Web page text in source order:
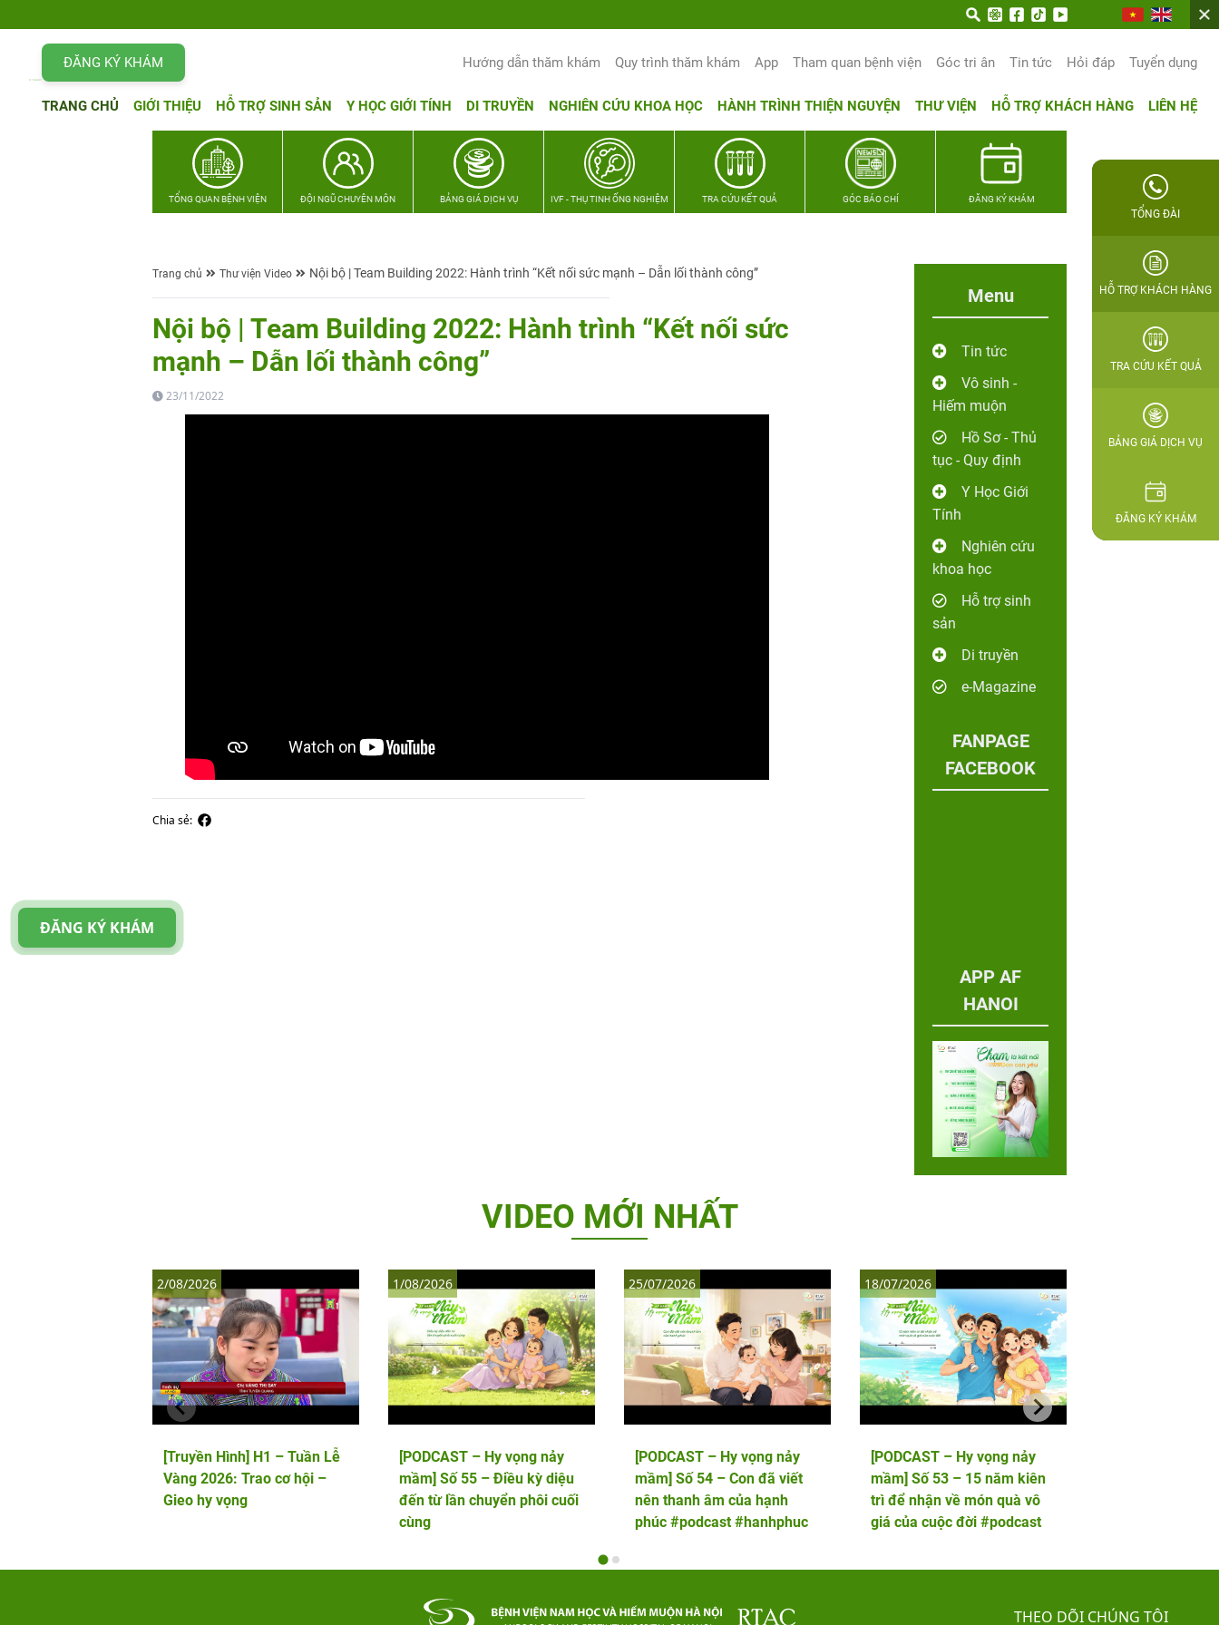
ĐĂNG KÝ KHÁM Hướng dẫn thăm khám Quy trình thăm khám App Tham quan bệnh viện Góc tri ân Tin tức Hỏi đáp Tuyển dụng
TRANG CHỦ GIỚI THIỆU HỖ TRỢ SINH SẢN Y HỌC GIỚI TÍNH DI TRUYỀN NGHIÊN CỨU KHOA HỌC HÀNH TRÌNH THIỆN NGUYỆN THƯ VIỆN HỖ TRỢ KHÁCH HÀNG LIÊN HỆ
TỔNG QUAN BỆNH VIỆN ĐỘI NGŨ CHUYÊN MÔN BẢNG GIÁ DỊCH VỤ IVF - THỤ TINH ỐNG NGHIỆM TRA CỨU KẾT QUẢ GÓC BÁO CHÍ ĐĂNG KÝ KHÁM
Trang chủ Thư viện Video Nội bộ | Team Building 2022: Hành trình “Kết nối sức mạnh – Dẫn lối thành công”
Nội bộ | Team Building 2022: Hành trình “Kết nối sức
mạnh – Dẫn lối thành công”
23/11/2022
Chia sẻ:
Menu
Tin tức
Vô sinh -
Hiếm muộn
Hồ Sơ - Thủ
tục - Quy định
Y Học Giới
Tính
Nghiên cứu
khoa học
Hỗ trợ sinh
sản
Di truyền
e-Magazine
FANPAGE
FACEBOOK
APP AF
HANOI
VIDEO MỚI NHẤT
[Truyền Hình] H1 – Tuần Lễ
Vàng 2026: Trao cơ hội –
Gieo hy vọng
2/08/2026
[PODCAST – Hy vọng nảy
mầm] Số 55 – Điều kỳ diệu
đến từ lần chuyển phôi cuối
cùng
1/08/2026
[PODCAST – Hy vọng nảy
mầm] Số 54 – Con đã viết
nên thanh âm của hạnh
phúc #podcast #hanhphuc
25/07/2026
[PODCAST – Hy vọng nảy
mầm] Số 53 – 15 năm kiên
trì để nhận về món quà vô
giá của cuộc đời #podcast
18/07/2026
THEO DÕI CHÚNG TÔI
TỔNG ĐÀI
HỖ TRỢ KHÁCH HÀNG
TRA CỨU KẾT QUẢ
BẢNG GIÁ DỊCH VỤ
ĐĂNG KÝ KHÁM
ĐĂNG KÝ KHÁM